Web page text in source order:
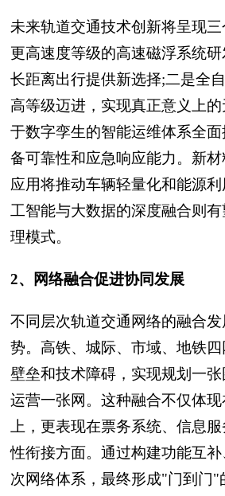
未来轨道交通技术创新将呈现
更高速度等级的高速磁浮系统
长距离出行提供新选择;二是全
高等级迈进，实现真正意义上
于数字孪生的智能运维体系全
备可靠性和应急响应能力。新
应用将推动车辆轻量化和能源
工智能与大数据的深度融合则
理模式。
2、网络融合促进协同发展
不同层次轨道交通网络的融合
势。高铁、城际、市域、地铁
壁垒和技术障碍，实现规划一张
运营一张网。这种融合不仅体
上，更表现在票务系统、信息
性衔接方面。通过构建功能互
次网络体系，最终形成"门到门"